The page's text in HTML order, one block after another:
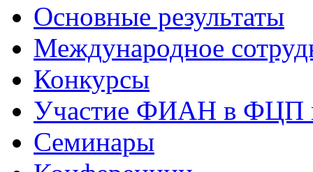
Основные результаты
Международное
Конкурсы
Участие ФИАН в ФЦП
Семинары